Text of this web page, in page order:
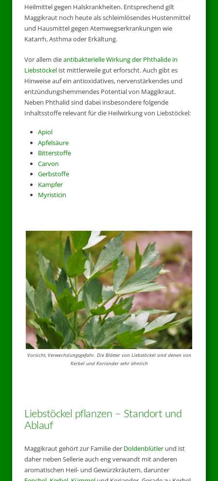
Heilmittel gegen Halskrankheiten. Entsprechend gilt
Maggikraut noch heute als schleimlösendes Hustenmittel
und Hausmittel gegen Atemwegserkrankungen wie
Katarrh, Asthma oder Erkältung.
Vor allem dieantibakterielle Wirkung der Phthalide in
Liebstöckel ist mittlerweile gut erforscht. Auch gibt es
Hinweise auf ein antioxidatives, nervenstärkendes und
entzündungshemmendes Potential von Maggikraut.
Neben Phthalid sind dabei insbesondere folgende
Inhaltsstoffe relevant für die Heilwirkung von Liebstöckel:
Apiol
Apfelsäure
Bitterstoffe
Carvon
Gerbstoffe
Kampfer
Myristicin
Vorsicht, Verwechslungsgefahr. Die Blätter von Liebstöckel sind denen von
Kerbel und Koriander sehr ähnlich
Liebstöckel pflanzen – Standort und
Ablauf
Maggikraut gehört zur Familie der Doldenblütler und ist
daher neben Sellerie auch eng verwandt mit anderen
aromatischen Heil- und Gewürzkräutern, darunter